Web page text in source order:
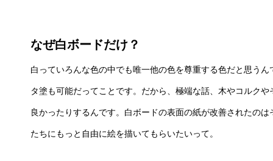
なぜ白ボードだけ？
白っていろんな色の中でも唯一他の色を尊重する色だと思う
タ塗も可能だってことです。だから、極端な話、木やコルク
良かったりするんです。白ボードの表面の紙が改善されたの
たちにもっと自由に絵を描いてもらいたいって。